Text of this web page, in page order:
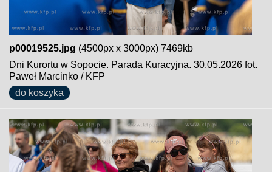
p00019525.jpg (4500px x 3000px) 7469kb
Dni Kurortu w Sopocie. Parada Kuracyjna. 30.05.2026 fot.
Paweł Marcinko / KFP
do koszyka